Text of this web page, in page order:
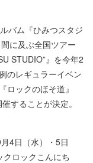
バム『ひみつスタジ
に及ぶ全国ツアー
STUDIO”』を今年2
のレギュラーイベン
ロックのほそ道』
することが決定。
4日（水）・5日
クロックこんにち